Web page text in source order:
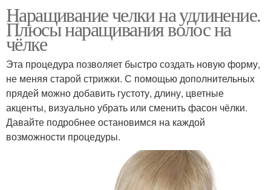
Наращивание челки на удлинение.
Плюсы наращивания волос на
чёлке
Эта процедура позволяет быстро создать новую форму,
не меняя старой стрижки. С помощью дополнительных
прядей можно добавить густоту, длину, цветные
акценты, визуально убрать или сменить фасон чёлки.
Давайте подробнее остановимся на каждой
возможности процедуры.